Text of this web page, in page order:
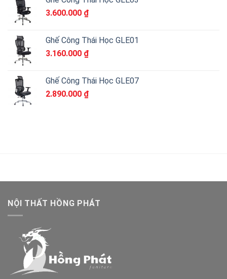
3.600.000 ₫
Ghế Công Thái Học GLE01
3.160.000 ₫
Ghế Công Thái Học GLE07
2.890.000 ₫
NỘI THẤT HỒNG PHÁT